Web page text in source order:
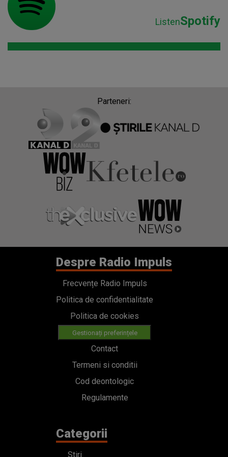
ListenSpotify
Parteneri:
Despre Radio Impuls
Frecvențe Radio Impuls
Politica de confidentialitate
Politica de cookies
Gestionați preferințele
Contact
Termeni si conditii
Cod deontologic
Regulamente
Categorii
Stiri